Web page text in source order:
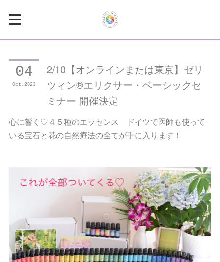
04
Oct 2023
2/10【オンラインまたは東京】ゼリ
ツィン®エリクサー・ベーシックセ
ミナー 開催決定
心に響く♡４５種のエッセンス ドイツで医師も使って
いる宝石と花の自然療法の全てが手に入ります！